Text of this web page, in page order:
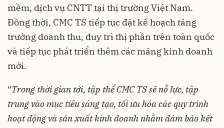
mềm, dịch vụ CNTT tại thị trường Việt Nam.
Đồng thời, CMC TS tiếp tục đặt kế hoạch tăng
trưởng doanh thu, duy trì thị phần trên toàn quốc
và tiếp tục phát triển thêm các mảng kinh doanh
mới.
“Trong thời gian tới, tập thể CMC TS sẽ nỗ lực, tập
trung vào mục tiêu sáng tạo, tối ưu hóa các quy trình
hoạt động và sản xuất kinh doanh nhằm đảm bảo kết